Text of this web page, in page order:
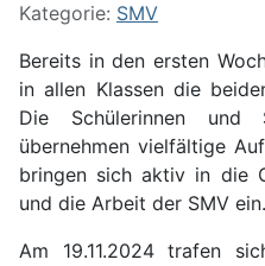
Kategorie: SMV
Bereits in den ersten
in allen Klassen die
Die Schülerinnen
übernehmen vielfältige
bringen sich aktiv in die
und die Arbeit der SMV ein.
Am 19.11.2024 trafen